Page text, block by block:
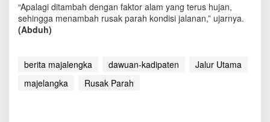
“Apalagi ditambah dengan faktor alam yang terus hujan,
sehingga menambah rusak parah kondisi jalanan,” ujarnya.
(Abduh)
berita majalengka dawuan-kadipaten
Jalur Utama
majelangka
Rusak Parah